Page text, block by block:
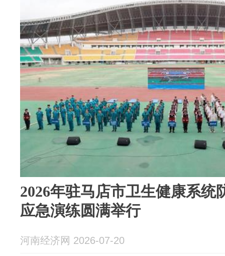
2026年驻马店市卫生健康系统
应急演练圆满举行
河南经济网 2026-07-20